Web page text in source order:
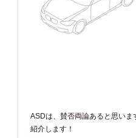
ASDは、賛否両論あると思い
紹介します！